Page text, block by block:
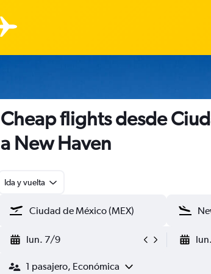
Cheap flights desde
a New Haven
Ida y vuelta
lun. 7/9
1 pasajero, Económica